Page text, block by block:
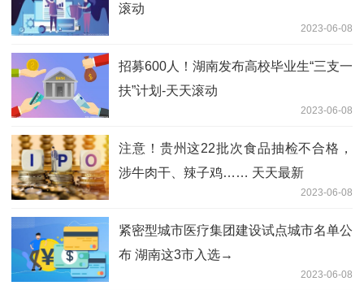
滚动
2023-06-08
招募600人！湖南发布高校毕业生“三支一
扶”计划-天天滚动
2023-06-08
注意！贵州这22批次食品抽检不合格，
涉牛肉干、辣子鸡…… 天天最新
2023-06-08
紧密型城市医疗集团建设试点城市名单公
布 湖南这3市入选→
2023-06-08